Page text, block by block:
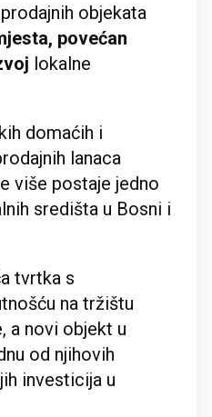
objekata
povećan
lokalne
domaćih i
lanaca
više postaje jedno
središta u Bosni i
tvrtka s
na tržištu
a novi objekt u
od njihovih
investicija u